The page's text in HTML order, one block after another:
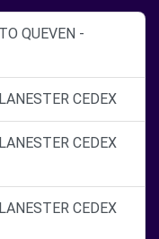
QUEVEN -
CEDEX
CEDEX
CEDEX